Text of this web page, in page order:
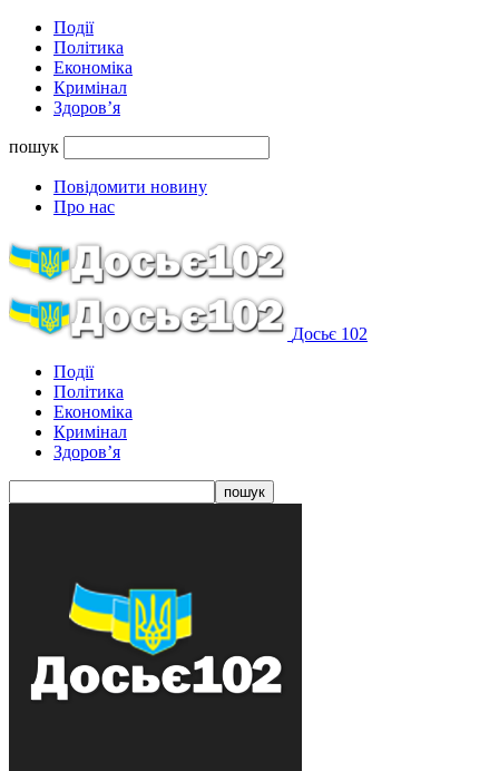
Події
Політика
Економіка
Кримінал
Здоров’я
пошук
Повідомити новину
Про нас
Досьє 102
Події
Політика
Економіка
Кримінал
Здоров’я